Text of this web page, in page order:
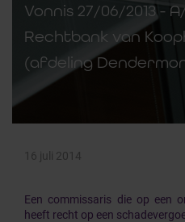
Vonnis 27/06/2013 -
Rechtbank van
(afdeling
16 juli 2014
Een commissaris die op een
heeft recht op een